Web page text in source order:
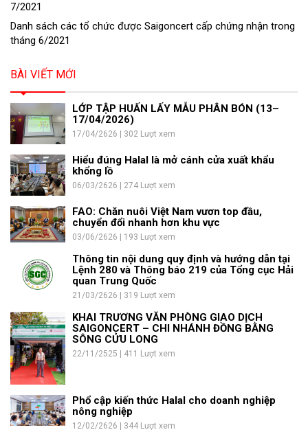
7/2021
Danh sách các tổ chức được Saigoncert cấp chứng nhận trong
tháng 6/2021
BÀI VIẾT MỚI
LỚP TẬP HUẤN LẤY MẪU PHÂN BÓN (13–
17/04/2026)
17/04/2626 | 302 Lượt xem
Hiểu đúng Halal là mở cánh cửa xuất khẩu
khổng lồ
06/03/2626 | 274 Lượt xem
FAO: Chăn nuôi Việt Nam vươn top đầu,
chuyển đổi nhanh hơn khu vực
03/06/2626 | 193 Lượt xem
Thông tin nội dung quy định và hướng dẫn tại
Lệnh 280 và Thông báo 219 của Tổng cục Hải
quan Trung Quốc
21/03/2626 | 319 Lượt xem
KHAI TRƯƠNG VĂN PHÒNG GIAO DỊCH
SAIGONCERT – CHI NHÁNH ĐỒNG BẰNG
SÔNG CỬU LONG
22/11/2525 | 411 Lượt xem
Phổ cập kiến thức Halal cho doanh nghiệp
nông nghiệp
12/02/2626 | 344 Lượt xem